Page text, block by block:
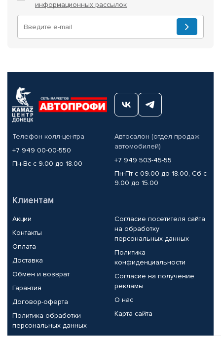
информационных рассылок
Телефон колл-центра
+7 949 00-00-550
Пн-Вс с 9.00 до 18.00
Автосалон (отдел продаж
автомобилей)
+7 949 503-45-55
Пн-Пт с 09.00 до 18.00, Сб с
9.00 до 15.00
Клиентам
Акции
Контакты
Оплата
Доставка
Обмен и возврат
Гарантия
Договор-оферта
Политика обработки
персональных данных
Согласие посетителя сайта
на обработку
персональных данных
Политика
конфиденциальности
Согласие на получение
рекламы
О нас
Карта сайта